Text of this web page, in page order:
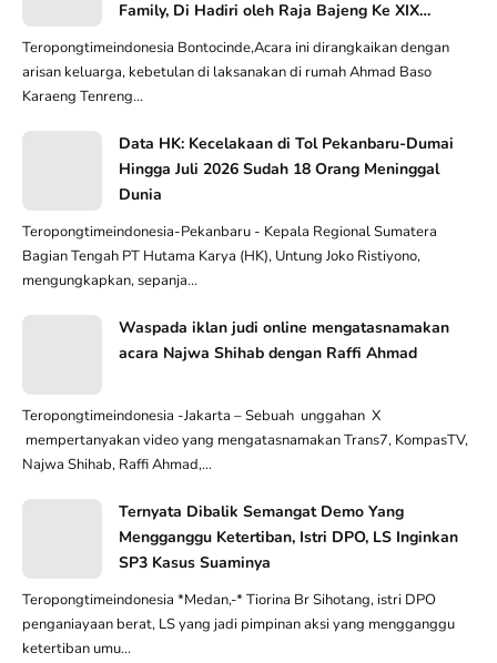
Family, Di Hadiri oleh Raja Bajeng Ke XIX
Karaeng Loe Ri Bajeng II Bersama Permaisuri
Teropongtimeindonesia Bontocinde,Acara ini dirangkaikan dengan
arisan keluarga, kebetulan di laksanakan di rumah Ahmad Baso
Karaeng Tenreng...
Data HK: Kecelakaan di Tol Pekanbaru-Dumai
Hingga Juli 2026 Sudah 18 Orang Meninggal
Dunia
Teropongtimeindonesia-Pekanbaru - Kepala Regional Sumatera
Bagian Tengah PT Hutama Karya (HK), Untung Joko Ristiyono,
mengungkapkan, sepanja...
Waspada iklan judi online mengatasnamakan
acara Najwa Shihab dengan Raffi Ahmad
Teropongtimeindonesia -Jakarta – Sebuah unggahan X
mempertanyakan video yang mengatasnamakan Trans7, KompasTV,
Najwa Shihab, Raffi Ahmad,...
Ternyata Dibalik Semangat Demo Yang
Mengganggu Ketertiban, Istri DPO, LS Inginkan
SP3 Kasus Suaminya
Teropongtimeindonesia *Medan,-* Tiorina Br Sihotang, istri DPO
penganiayaan berat, LS yang jadi pimpinan aksi yang mengganggu
ketertiban umu...